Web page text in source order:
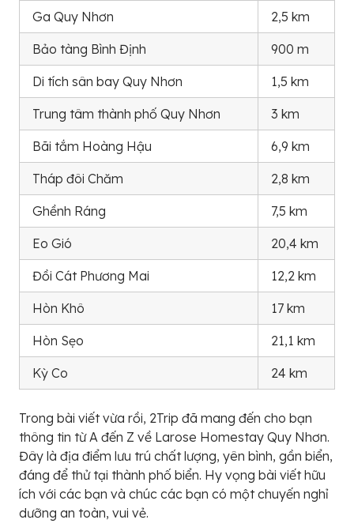
Ga Quy Nhơn 2,5 km
Bảo tàng Bình Định 900 m
Di tích sân bay Quy Nhơn 1,5 km
Trung tâm thành phố Quy Nhơn 3 km
Bãi tắm Hoàng Hậu 6,9 km
Tháp đôi Chăm 2,8 km
Ghềnh Ráng 7,5 km
Eo Gió 20,4 km
Đồi Cát Phương Mai 12,2 km
Hòn Khô 17 km
Hòn Sẹo 21,1 km
Kỳ Co 24 km
Trong bài viết vừa rồi, 2Trip đã mang đến cho bạn
thông tin từ A đến Z về Larose Homestay Quy Nhơn.
Đây là địa điểm lưu trú chất lượng, yên bình, gần biển,
đáng để thử tại thành phố biển. Hy vọng bài viết hữu
ích với các bạn và chúc các bạn có một chuyến nghỉ
dưỡng an toàn, vui vẻ.